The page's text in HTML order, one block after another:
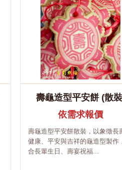
壽龜造型平安餅 (散
依需求報價
壽龜造型平安餅散裝，以象徵長
健康、平安與吉祥的龜造型製作
合長輩生日、壽宴祝福...